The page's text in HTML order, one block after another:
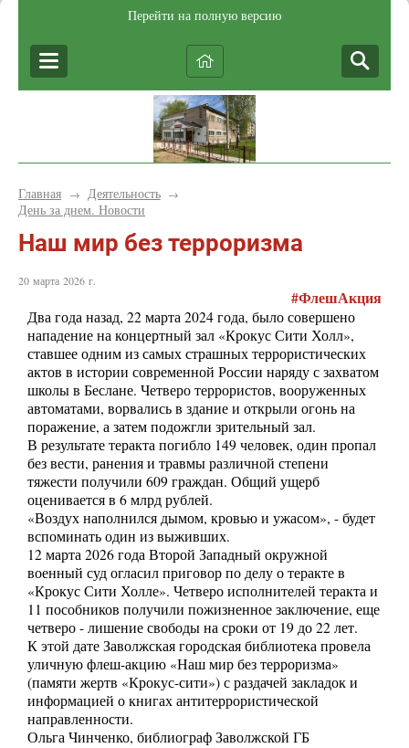
Перейти на полную версию
Главная → Деятельность →
День за днем. Новости
Наш мир без терроризма
20 марта 2026 г.
#ФлешАкция
Два года назад, 22 марта 2024 года, было совершено
нападение на концертный зал «Крокус Сити Холл»,
ставшее одним из самых страшных террористических
актов в истории современной России наряду с захватом
школы в Беслане. Четверо террористов, вооруженных
автоматами, ворвались в здание и открыли огонь на
поражение, а затем подожгли зрительный зал.
В результате теракта погибло 149 человек, один пропал
без вести, ранения и травмы различной степени
тяжести получили 609 граждан. Общий ущерб
оценивается в 6 млрд рублей.
«Воздух наполнился дымом, кровью и ужасом», - будет
вспоминать один из выживших.
12 марта 2026 года Второй Западный окружной
военный суд огласил приговор по делу о теракте в
«Крокус Сити Холле». Четверо исполнителей теракта и
11 пособников получили пожизненное заключение, еще
четверо - лишение свободы на сроки от 19 до 22 лет.
К этой дате Заволжская городская библиотека провела
уличную флеш-акцию «Наш мир без терроризма»
(памяти жертв «Крокус-сити») с раздачей закладок и
информацией о книгах антитеррористической
направленности.
Ольга Чинченко, библиограф Заволжской ГБ